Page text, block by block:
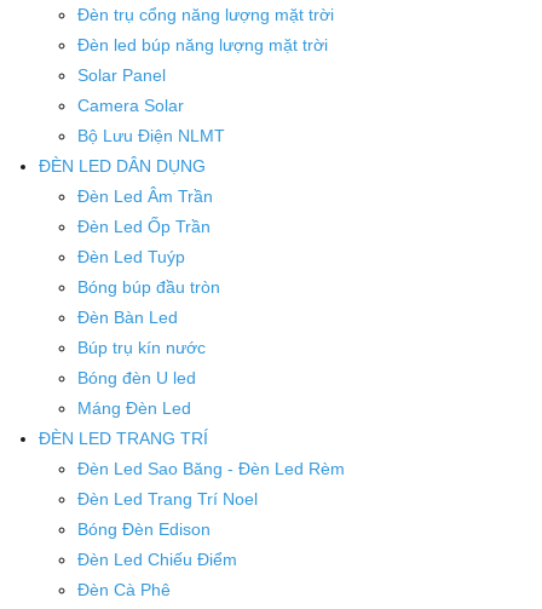
Đèn trụ cổng năng lượng mặt trời
Đèn led búp năng lượng mặt trời
Solar Panel
Camera Solar
Bộ Lưu Điện NLMT
ĐÈN LED DÂN DỤNG
Đèn Led Âm Trần
Đèn Led Ốp Trần
Đèn Led Tuýp
Bóng búp đầu tròn
Đèn Bàn Led
Búp trụ kín nước
Bóng đèn U led
Máng Đèn Led
ĐÈN LED TRANG TRÍ
Đèn Led Sao Băng - Đèn Led Rèm
Đèn Led Trang Trí Noel
Bóng Đèn Edison
Đèn Led Chiếu Điểm
Đèn Cà Phê